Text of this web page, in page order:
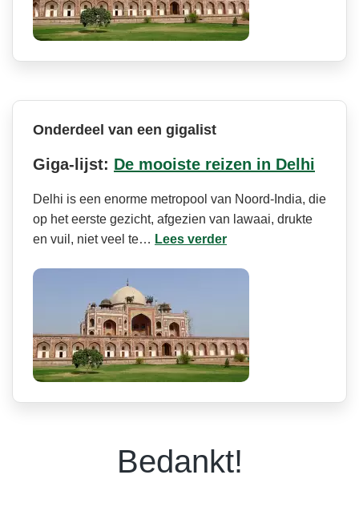
Onderdeel van een gigalist
Giga-lijst: De mooiste reizen in Delhi
Delhi is een enorme metropool van Noord-India, die
op het eerste gezicht, afgezien van lawaai, drukte
en vuil, niet veel te… Lees verder
Bedankt!